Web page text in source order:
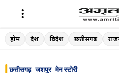
Skip
to
होम देश विदेश छत्तीसगढ़
छत्तीसगढ़ जशपुर मेन स्टोरी